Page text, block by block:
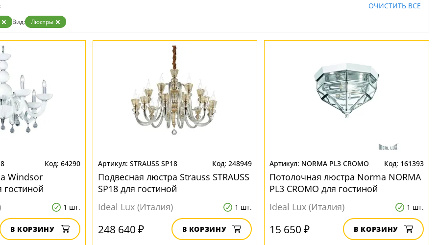
ОЧИСТИТЬ ВСЕ
Вид: Люстры
64290
Windsor
гостиной
1 шт.
В КОРЗИНУ
STRAUSS SP18 248949
Подвесная люстра Strauss STRAUSS
SP18 для гостиной
Ideal Lux (Италия)
1 шт.
248 640 ₽ В КОРЗИНУ
NORMA PL3 CROMO 161393
Потолочная люстра Norma NORMA
PL3 CROMO для гостиной
Ideal Lux (Италия)
1 шт.
15 650 ₽ В КОРЗИНУ